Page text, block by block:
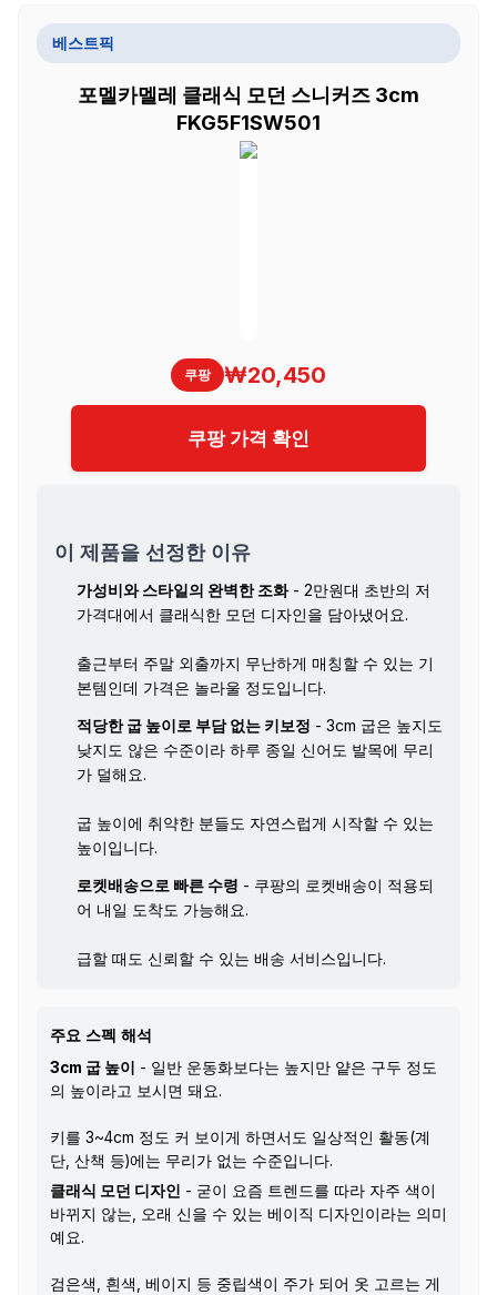
베스트픽
포멜카멜레 클래식 모던 스니커즈 3cm
FKG5F1SW501
쿠팡 ₩20,450
쿠팡 가격 확인
이 제품을 선정한 이유
가성비와 스타일의 완벽한 조화- 2만원대 초반의 저
가격대에서 클래식한 모던 디자인을 담아냈어요.
출근부터 주말 외출까지 무난하게 매칭할 수 있는 기
본템인데 가격은 놀라울 정도입니다.
적당한 굽 높이로 부담 없는 키보정 - 3cm 굽은 높지도
낮지도 않은 수준이라 하루 종일 신어도 발목에 무리
가 덜해요.
굽 높이에 취약한 분들도 자연스럽게 시작할 수 있는
높이입니다.
로켓배송으로 빠른 수령 - 쿠팡의 로켓배송이 적용되
어 내일 도착도 가능해요.
급할 때도 신뢰할 수 있는 배송 서비스입니다.
주요 스펙 해석
3cm 굽 높이
- 일반 운동화보다는 높지만 얕은 구두 정도
의 높이라고 보시면 돼요.
키를 3~4cm 정도 커 보이게 하면서도 일상적인 활동(계
단, 산책 등)에는 무리가 없는 수준입니다.
클래식 모던 디자인
- 굳이 요즘 트렌드를 따라 자주 색이
바뀌지 않는, 오래 신을 수 있는 베이직 디자인이라는 의미
예요.
검은색, 흰색, 베이지 등 중립색이 주가 되어 옷 고르는 게